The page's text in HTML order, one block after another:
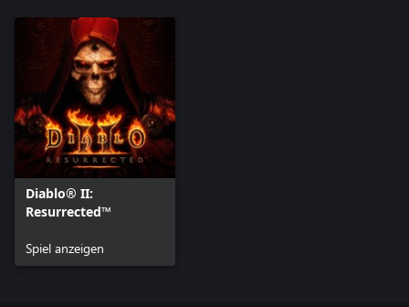
Diablo® II:
Resurrected™
Spiel anzeigen